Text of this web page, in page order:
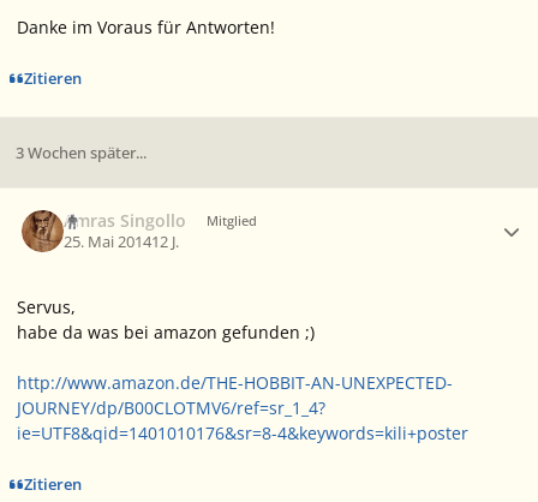
Danke im Voraus für Antworten!
Zitieren
3 Wochen später...
Amras Singollo Mitglied
25. Mai 201412 J.
Servus,
habe da was bei amazon gefunden ;)
http://www.amazon.de/THE-HOBBIT-AN-UNEXPECTED-
JOURNEY/dp/B00CLOTMV6/ref=sr_1_4?
ie=UTF8&qid=1401010176&sr=8-4&keywords=kili+poster
Zitieren